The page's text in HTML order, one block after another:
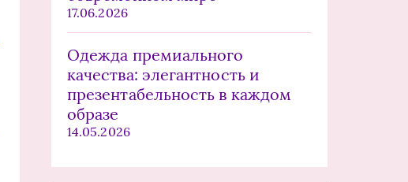
17.06.2026
Одежда премиального
качества: элегантность и
презентабельность в каждом
образе
14.05.2026